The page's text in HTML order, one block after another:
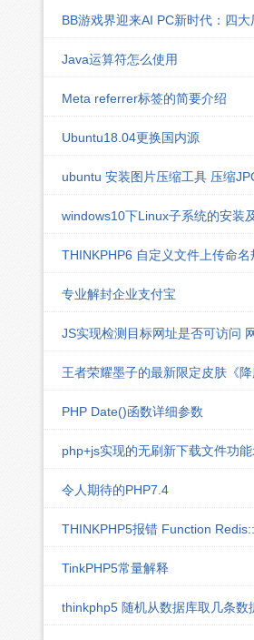
BB游戏界迎来AI PC新时代：四大
Java运算符怎么使用
Meta referrer标签的简要介绍
Ubuntu18.04更换国内源
ubuntu 安装图片压缩工具 压缩
windows10下Linux子系统的安装
THINKPHP6 自定义文件上传命名
专业解封企业支付宝
JS实现检测目标网址是否可访问
王者荣耀墨子的最新限定皮肤《
PHP Date()函数详细参数
php+js实现的无刷新下载文件功能
令人期待的PHP7.4
THINKPHP5报错 Function
TinkPHP5常量解释
thinkphp5 随机从数据库取几条数